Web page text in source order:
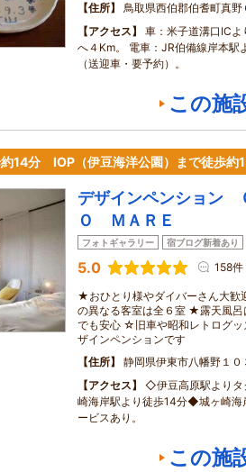
住所
鳥取県西伯郡伯耆町真野
アクセス
車：米子道溝口IC
へ４Km。 電車：JR伯備線岸本駅
（送迎車・要予約）。
この施
14分 IOP（伊豆海洋公園）まで徒歩約
デザインペンション
Ｏ ＭＡＲＥ
フォトギャラリー 宿ブログ新着あり
5.0 158件
★おひとり様やダイバーさん大
の異なる客室は全６室 ★露天風呂
でも安心 ☆旧車や昭和レトログッ
ザインペンションです
住所
静岡県伊東市八幡野１０
アクセス
◇伊豆高原駅より
崎海岸駅より徒歩14分◆城ヶ崎海
ービスあり。
この施